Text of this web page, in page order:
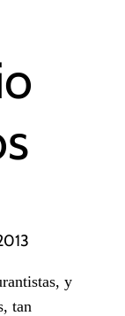
y
tan